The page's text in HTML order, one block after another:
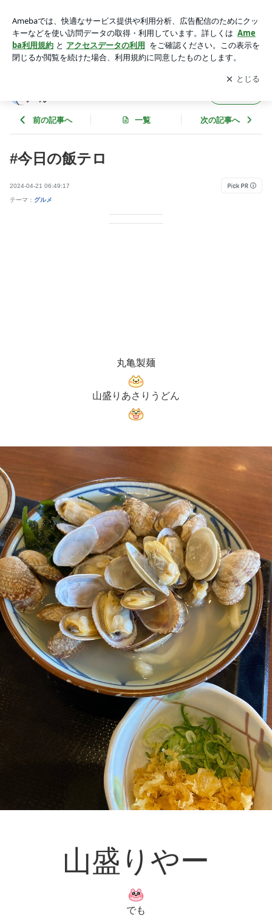
ん
アプリをダウンロードして ブログの更新通知
を受け取りまし
ょう。
開く
ん
前の記事へ 一覧 次の記事へ
#今日の飯テロ
2024-04-21 06:49:17
テーマ： グルメ
丸亀製麺
山盛りあさりうどん
山盛りやー
でも